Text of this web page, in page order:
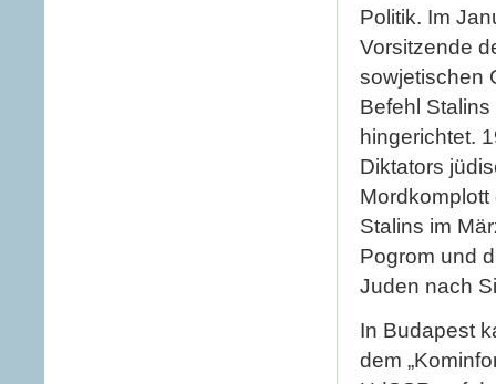
Politik. Im
Vorsitzende
sowjetischen
Befehl
hingerichtet.
Diktators
Stalins im
Pogrom und
Juden nach
In Budapest
dem